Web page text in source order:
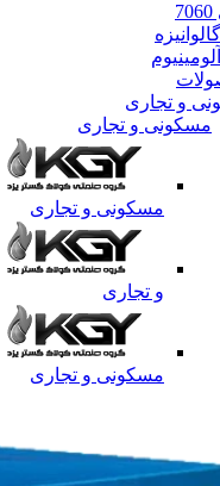
و تجاری
مسکونی و تجاری
مسکونی و تجاری
و تجاری
مسکونی و تجاری